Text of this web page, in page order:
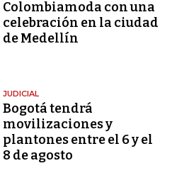
Colombiamoda con una
celebración en la ciudad
de Medellín
JUDICIAL
Bogotá tendrá
movilizaciones y
plantones entre el 6 y el
8 de agosto